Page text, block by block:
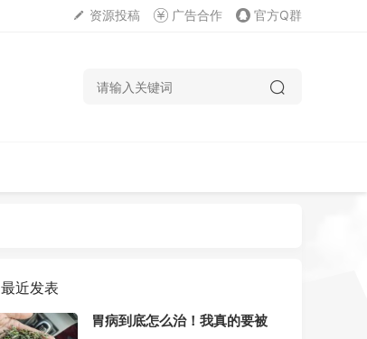
资源投稿 广告合作 官方Q群
最近发表
胃病到底怎么治！我真的要被